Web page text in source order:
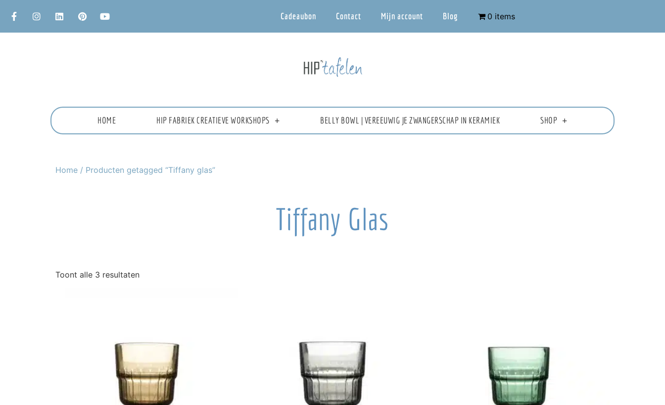
Cadeaubon Contact Mijn account Blog 0 items
HOME HIP FABRIEK CREATIEVE WORKSHOPS BELLY BOWL | VEREEUWIG JE ZWANGERSCHAP IN KERAMIEK SHOP
Home / Producten getagged “Tiffany glas”
Tiffany Glas
Toont alle 3 resultaten